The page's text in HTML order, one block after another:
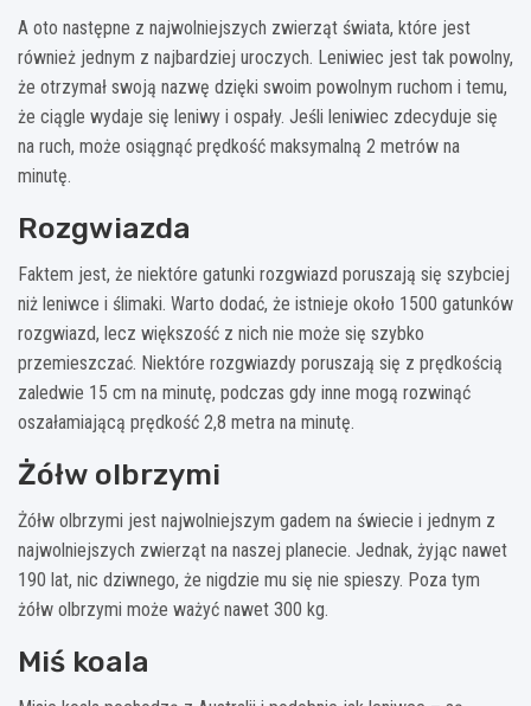
A oto następne z najwolniejszych zwierząt świata, które jest
również jednym z najbardziej uroczych. Leniwiec jest tak powolny,
że otrzymał swoją nazwę dzięki swoim powolnym ruchom i temu,
że ciągle wydaje się leniwy i ospały. Jeśli leniwiec zdecyduje się
na ruch, może osiągnąć prędkość maksymalną 2 metrów na
minutę.
Rozgwiazda
Faktem jest, że niektóre gatunki rozgwiazd poruszają się szybciej
niż leniwce i ślimaki. Warto dodać, że istnieje około 1500 gatunków
rozgwiazd, lecz większość z nich nie może się szybko
przemieszczać. Niektóre rozgwiazdy poruszają się z prędkością
zaledwie 15 cm na minutę, podczas gdy inne mogą rozwinąć
oszałamiającą prędkość 2,8 metra na minutę.
Żółw olbrzymi
Żółw olbrzymi jest najwolniejszym gadem na świecie i jednym z
najwolniejszych zwierząt na naszej planecie. Jednak, żyjąc nawet
190 lat, nic dziwnego, że nigdzie mu się nie spieszy. Poza tym
żółw olbrzymi może ważyć nawet 300 kg.
Miś koala